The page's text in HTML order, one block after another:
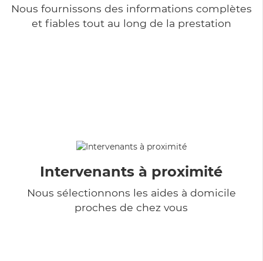
Nous fournissons des informations complètes
et fiables tout au long de la prestation
Intervenants à proximité
Nous sélectionnons les aides à domicile
proches de chez vous